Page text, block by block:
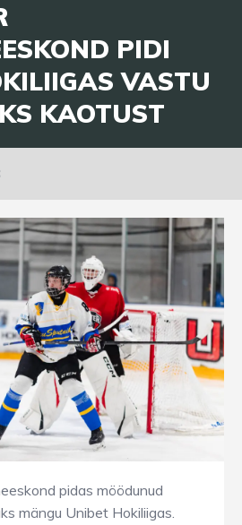
PIDI
VASTU
KAOTUST
pidas möödunud
mängu Unibet Hokiliigas.